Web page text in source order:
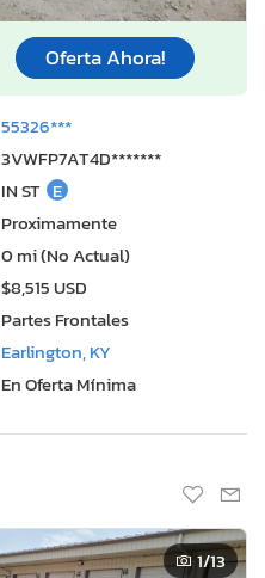
Oferta Ahora!
55326***
3VWFP7AT4D*******
IN ST E
Proximamente
0 mi (No Actual)
$8,515 USD
Partes Frontales
Earlington, KY
En Oferta Mínima
1/13